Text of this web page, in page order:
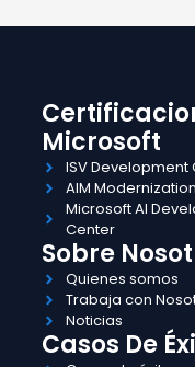
Microsoft
ISV Development
AIM
Microsoft AI
Center
Sobre
Quienes somos
Trabaja con
Noticias
Casos De